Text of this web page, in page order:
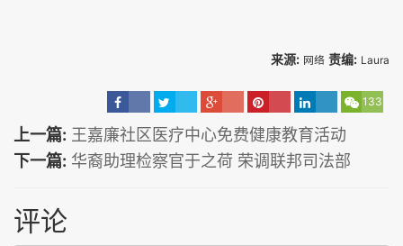
来源: 网络 责编: Laura
133
上一篇: 王嘉廉社区医疗中心免费健康教育活动
下一篇: 华裔助理检察官于之荷 荣调联邦司法部
评论